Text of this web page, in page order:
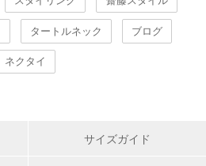
タートルネック ブログ
ネクタイ
サイズガイド